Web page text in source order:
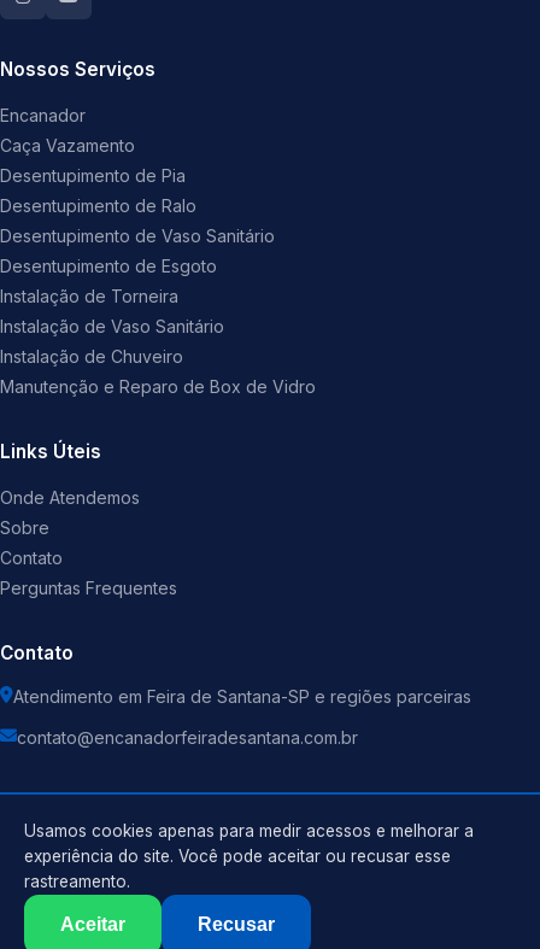
Nossos Serviços
Encanador
Caça Vazamento
Desentupimento de Pia
Desentupimento de Ralo
Desentupimento de Vaso Sanitário
Desentupimento de Esgoto
Instalação de Torneira
Instalação de Vaso Sanitário
Instalação de Chuveiro
Manutenção e Reparo de Box de Vidro
Links Úteis
Onde Atendemos
Sobre
Contato
Perguntas Frequentes
Contato
Atendimento em Feira de Santana-SP e regiões parceiras
contato@encanadorfeiradesantana.com.br
2026 Encanador . Todos os direitos reservados.
Política de Privacidade
Termos de Uso
Usamos cookies apenas para medir acessos e melhorar a
experiência do site. Você pode aceitar ou recusar esse
rastreamento.
Aceitar Recusar